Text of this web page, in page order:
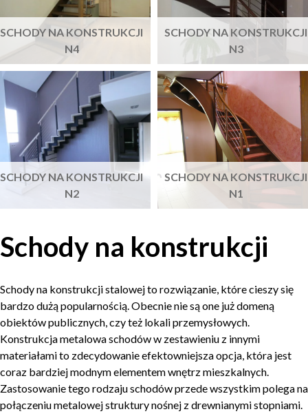
SCHODY NA KONSTRUKCJI
N4
SCHODY NA KONSTRUKCJI
N3
SCHODY NA KONSTRUKCJI
N2
SCHODY NA KONSTRUKCJI
N1
Schody na konstrukcji
Schody na konstrukcji stalowej to rozwiązanie, które cieszy się
bardzo dużą popularnością. Obecnie nie są one już domeną
obiektów publicznych, czy też lokali przemysłowych.
Konstrukcja metalowa schodów w zestawieniu z innymi
materiałami to zdecydowanie efektowniejsza opcja, która jest
coraz bardziej modnym elementem wnętrz mieszkalnych.
Zastosowanie tego rodzaju schodów przede wszystkim polega na
połączeniu metalowej struktury nośnej z drewnianymi stopniami.